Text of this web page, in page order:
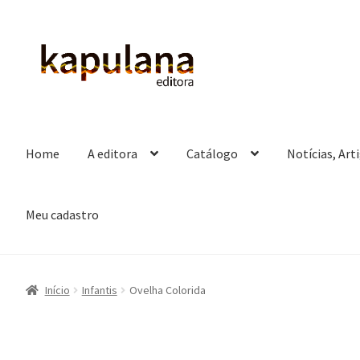
Pular
para
Pular
para
Home A editora Catálogo Notícias,
Meu cadastro
Início Infantis Ovelha Colorida